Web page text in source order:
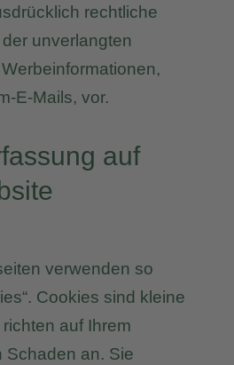
rechtliche
unverlangten
E-Mails, vor.
auf
verwenden so
Cookies sind kleine
auf Ihrem
Schaden an. Sie